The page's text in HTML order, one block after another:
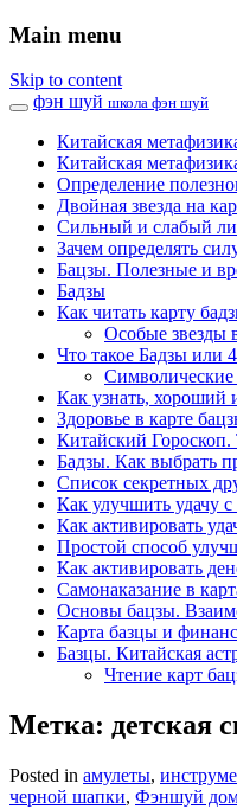
Main menu
Skip to content
фэн шуй школа фэн шуй
Китайская
Китайская
Определение
Двойная звезда на
Сильный и слабый
Зачем определять
Бацзы. Полезные и
Бадзы
Как читать карту
Особые звезды
Что такое Бадзы или
Символические
Как узнать, хороший
Здоровье в карте
Китайский Гороскоп.
Бадзы. Как выбрать
Список секретных
Как улучшить удачу
Как активировать
Простой способ
Как активировать
Самонаказание в
Основы бацзы.
Карта базцы и
Базцы. Китайская
Чтение карт
Метка: детская
Posted in амулеты,
черной шапки, Фэншуй